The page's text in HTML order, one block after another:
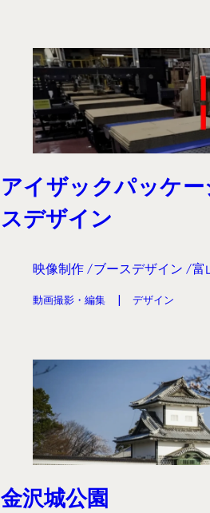
アイザックパッケ
スデザイン
映像制作 ブースデザイン 富
動画撮影・編集 デザイン
金沢城公園